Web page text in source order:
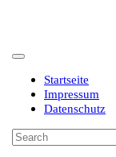
Open
ButtonStartseite
Impressum
Datenschutz
Close
Button
Search
for: